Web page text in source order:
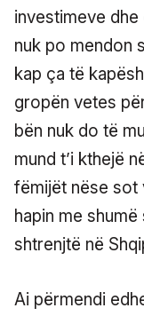
investimeve
nuk po mendon
kap ça të
gropën vetes
bën nuk do të
mund t’i kthejë
fëmijët nëse sot
hapin me
shtrenjtë në
Ai përmendi